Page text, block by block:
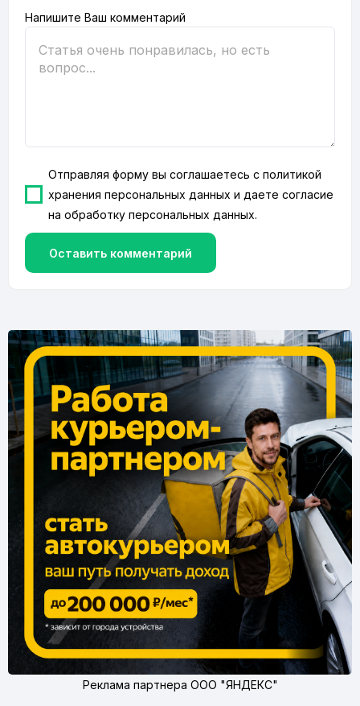
Напишите Ваш комментарий
Отправляя форму вы соглашаетесь сполитикой
хранения персональных данных и даете согласие
наобработку персональных данных.
Оставить комментарий
Реклама партнера ООО "ЯНДЕКС"